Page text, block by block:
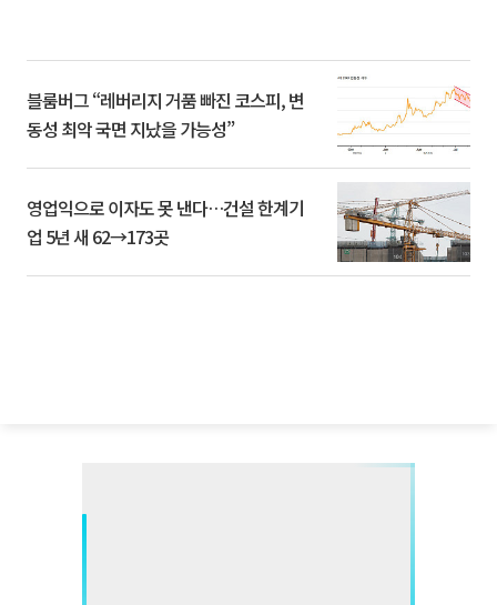
블룸버그 “레버리지 거품 빠진 코스피, 변
동성 최악 국면 지났을 가능성”
영업익으로 이자도 못 낸다…건설 한계기
업 5년 새 62→173곳